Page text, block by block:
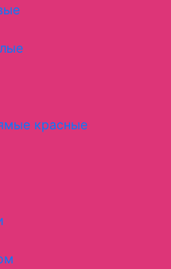
красные